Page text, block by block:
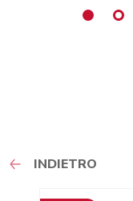
INDIETRO